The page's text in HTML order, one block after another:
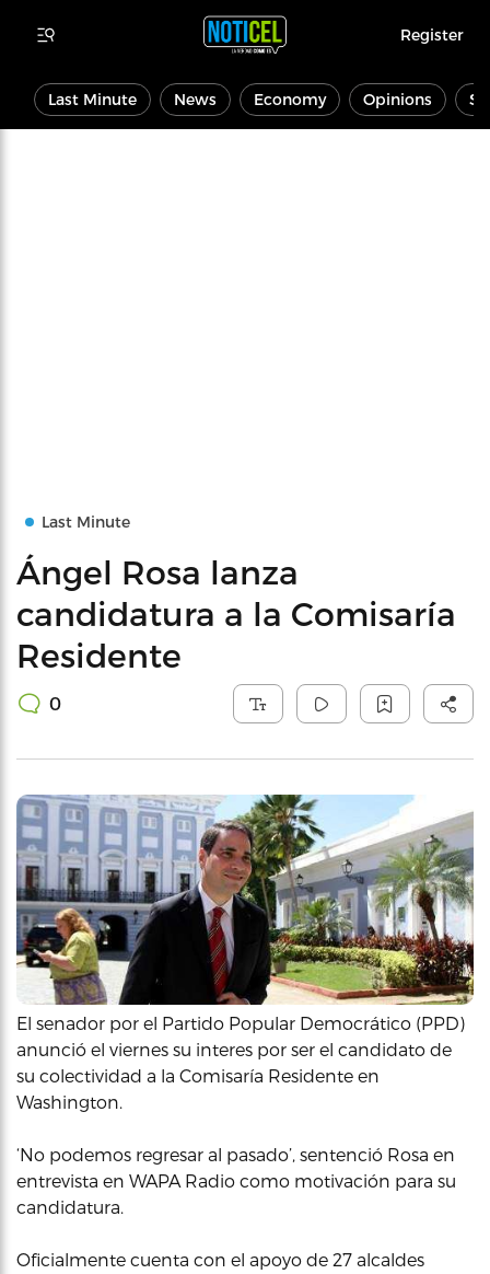
Register
Last Minute News Economy Opinions
Last Minute
Ángel Rosa lanza
candidatura a la Comisaría
Residente
0
El senador por el Partido Popular Democrático (PPD)
anunció el viernes su interes por ser el candidato de
su colectividad a la Comisaría Residente en
Washington.
‘No podemos regresar al pasado’, sentenció Rosa en
entrevista en WAPA Radio como motivación para su
candidatura.
Oficialmente cuenta con el apoyo de 27 alcaldes